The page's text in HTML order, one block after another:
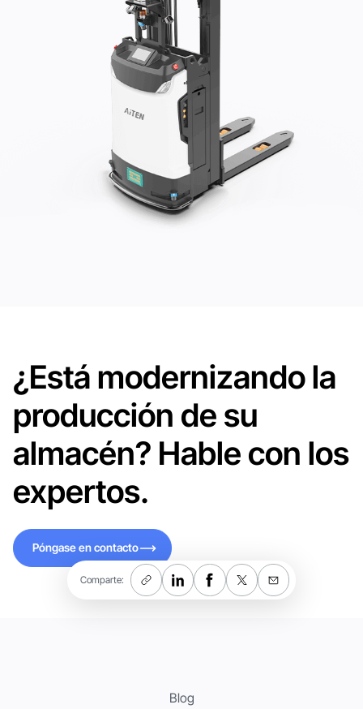
¿Está modernizando la
producción de su
almacén? Hable con los
expertos.
Póngase en contacto
Póngase en contacto
Comparte:
Blog